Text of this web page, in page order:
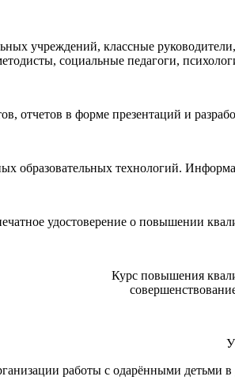
учреждений, классные
социальные педагоги,
отчетов в форме презентаций и
образовательных технологий.
удостоверение о повышении
Курс повышения
работы с одарёнными детьми